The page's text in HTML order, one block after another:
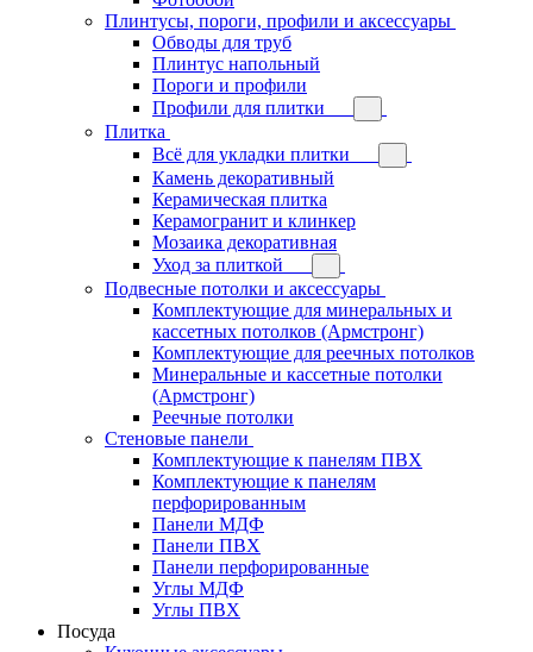
Плинтусы, пороги, профили и аксессуары
Обводы для труб
Плинтус напольный
Пороги и профили
Профили для плитки
Плитка
Всё для укладки плитки
Камень декоративный
Керамическая плитка
Керамогранит и клинкер
Мозаика декоративная
Уход за плиткой
Подвесные потолки и аксессуары
Комплектующие для минеральных и
кассетных потолков (Армстронг)
Комплектующие для реечных потолков
Минеральные и кассетные потолки
(Армстронг)
Реечные потолки
Стеновые панели
Комплектующие к панелям ПВХ
Комплектующие к панелям
перфорированным
Панели МДФ
Панели ПВХ
Панели перфорированные
Углы МДФ
Углы ПВХ
Посуда